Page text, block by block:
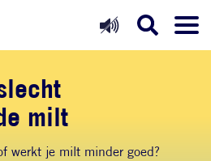
milt
werkt je milt minder goed?